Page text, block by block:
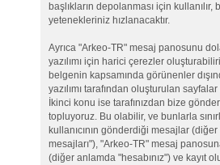
başlıkların depolanması için kullanılır,
yetenekleriniz hızlanacaktır.
Ayrıca "Arkeo-TR" mesaj panosunu
yazılımı için harici çerezler
belgenin kapsamında görünenler
yazılımı tarafından oluşturulan
İkinci konu ise tarafınızdan bize
topluyoruz. Bu olabilir, ve bunlarla
kullanıcının gönderdiği mesajlar
mesajları"), "Arkeo-TR" mesaj
(diğer anlamda "hesabınız") ve kayıt